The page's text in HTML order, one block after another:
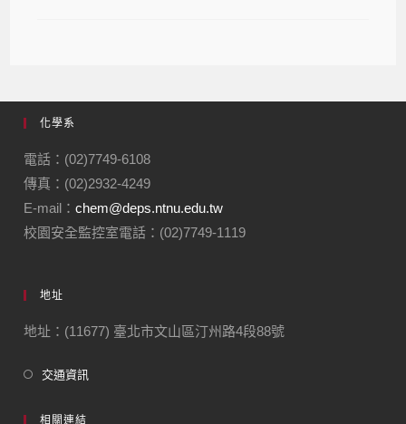
化學系
電話：(02)7749-6108
傳真：(02)2932-4249
E-mail：chem@deps.ntnu.edu.tw
校園安全監控室電話：(02)7749-1119
地址
地址：(11677) 臺北市文山區汀州路4段88號
交通資訊
相關連結